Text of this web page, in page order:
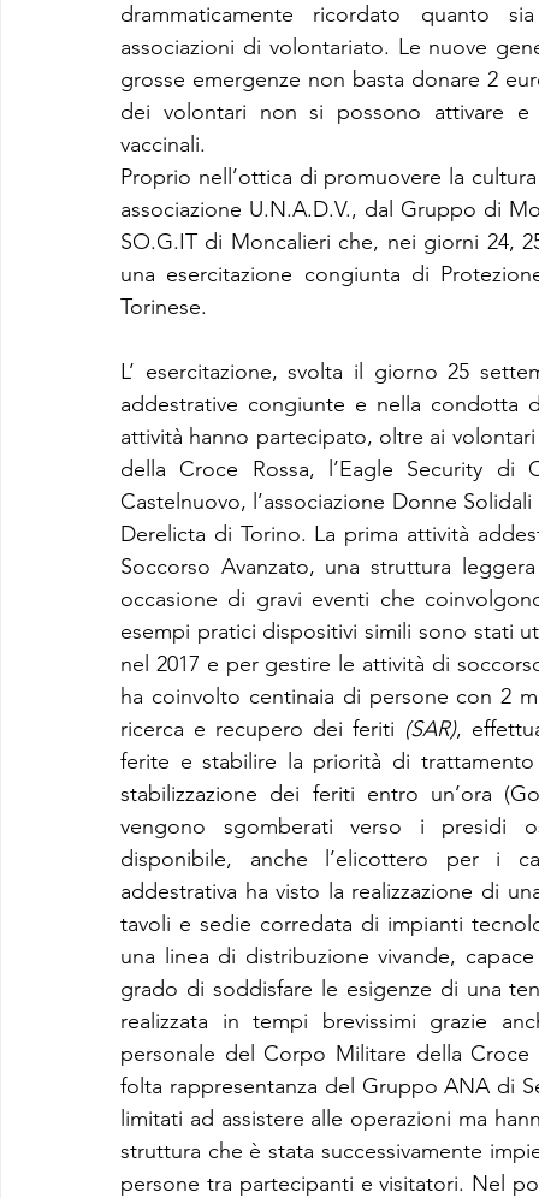
drammaticamente ricordato quanto
associazioni di volontariato. Le nuove
grosse emergenze non basta donare 2
dei volontari non si possono attivare
vaccinali.
Proprio nell’ottica di promuovere la
associazione U.N.A.D.V., dal Gruppo di
SO.G.IT di Moncalieri che, nei giorni 24,
una esercitazione congiunta di
Torinese.
L’ esercitazione, svolta il giorno 25
addestrative congiunte e nella condotta
attività hanno partecipato, oltre ai
della Croce Rossa, l’Eagle Security di
Castelnuovo, l’associazione Donne
Derelicta di Torino. La prima attività
Soccorso Avanzato, una struttura
occasione di gravi eventi che
esempi pratici dispositivi simili sono stati
nel 2017 e per gestire le attività di
ha coinvolto centinaia di persone con 2
ricerca e recupero dei feriti (SAR),
ferite e stabilire la priorità di
stabilizzazione dei feriti entro un’ora
vengono sgomberati verso i presidi
disponibile, anche l’elicottero per i
addestrativa ha visto la realizzazione di
tavoli e sedie corredata di impianti
una linea di distribuzione vivande,
grado di soddisfare le esigenze di una
realizzata in tempi brevissimi grazie
personale del Corpo Militare della
folta rappresentanza del Gruppo ANA di
limitati ad assistere alle operazioni ma
struttura che è stata successivamente
persone tra partecipanti e visitatori. Nel